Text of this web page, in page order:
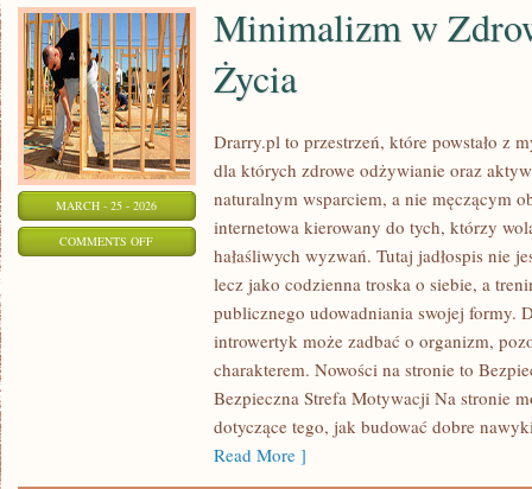
MARCH - 25 - 2026
COMMENTS OFFON
Minimalizm w
Życia
Drarry.pl to przestrzeń, które powstało z
dla których zdrowe odżywianie oraz
naturalnym wsparciem, a nie męczącym
internetowa kierowany do tych, którzy
hałaśliwych wyzwań. Tutaj jadłospis nie
lecz jako codzienna troska o siebie, a
publicznego udowadniania swojej formy.
introwertyk może zadbać o organizm,
charakterem. Nowości na stronie to
Bezpieczna Strefa Motywacji Na stronie
dotyczące tego, jak budować dobre
Read More ]